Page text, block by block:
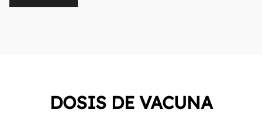
DOSIS DE VACUNA